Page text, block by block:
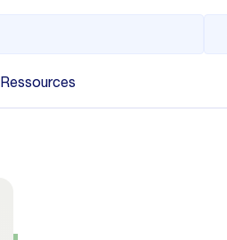
Ressources